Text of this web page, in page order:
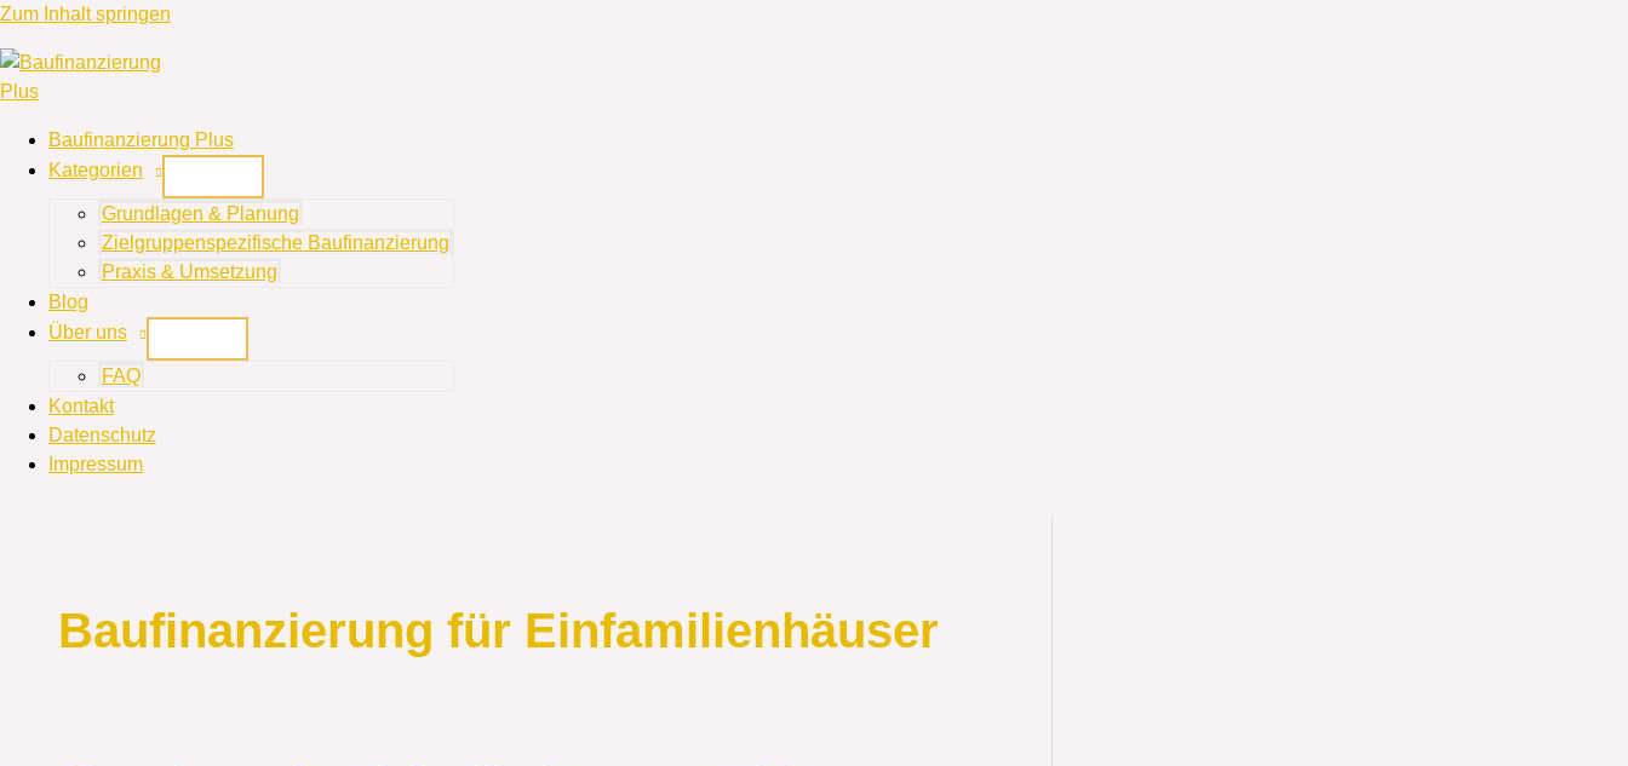
Zum Inhalt springen
Baufinanzierung Plus
Kategorien
Grundlagen & Planung
Zielgruppenspezifische Baufinanzierung
Praxis & Umsetzung
Blog
Über uns
FAQ
Kontakt
Datenschutz
Impressum
Baufinanzierung für Einfamilienhäuser